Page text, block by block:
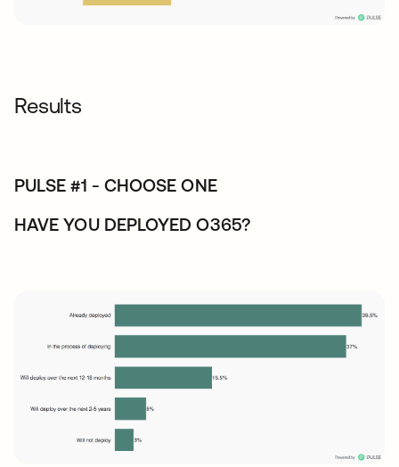
Results
PULSE #1 - CHOOSE ONE
HAVE YOU DEPLOYED O365?